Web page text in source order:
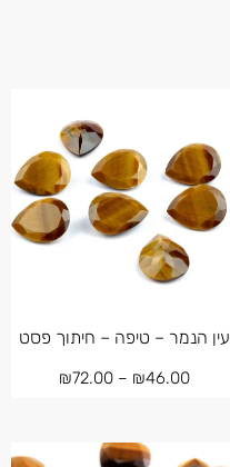
עין הנמר – טיפה – חיתוך פסט
₪46.00
–
₪72.00